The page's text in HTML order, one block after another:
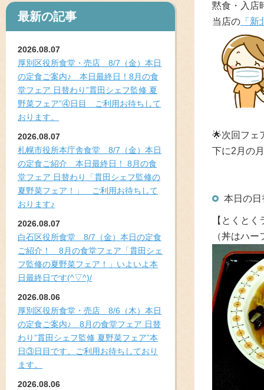
最新の記事
2026.08.07
厚別区役所食堂・売店 8/7（金）本日
の定食ご案内♪ 本日最終日！8月の食
堂フェア 日替わり”貫田シェフ監修 夏
野菜フェア”④日目 ご利用お待ちして
おります。
2026.08.07
札幌市役所本庁舎食堂 8/7（金）本日
の定食ご紹介 本日最終日！ 8月の食
堂フェア 日替わり「貫田シェフ監修の
夏野菜フェア！」 ご利用お待ちして
おります♪
2026.08.07
白石区役所食堂 8/7（金）本日の定食
ご紹介！ 8月の食堂フェア「貫田シェ
フ監修の夏野菜フェア！」いよいよ本
日最終日です(^▽^)/
2026.08.06
厚別区役所食堂・売店 8/6（木）本日
の定食ご案内♪ 8月の食堂フェア 日替
わり”貫田シェフ監修 夏野菜フェア”本
日③日目です。ご利用お待ちしており
ます。
2026.08.06
黙食・入店
当店の 「
🌟次回フェ
下に2月の
本日の日
【とくと
（丼はハ